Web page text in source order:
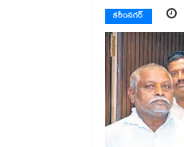
కరీంనగర్